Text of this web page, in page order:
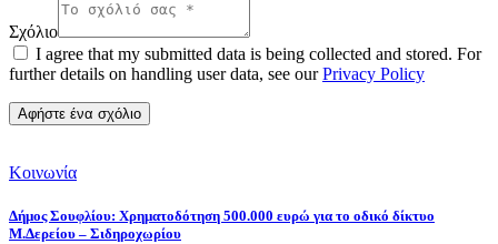
Σχόλιο
I agree that my submitted data is being collected and stored. For
further details on handling user data, see ourPrivacy Policy
Κοινωνία
Δήμος Σουφλίου: Χρηματοδότηση 500.000 ευρώ για το οδικό δίκτυο
Μ.Δερείου – Σιδηροχωρίου